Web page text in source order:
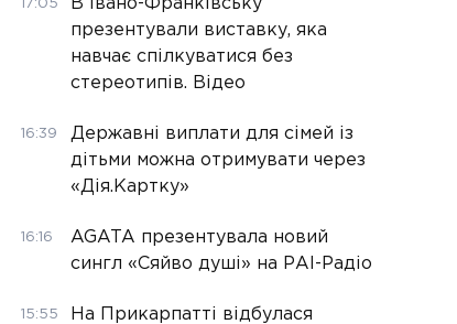
17:05
В Івано-Франківську
презентували виставку, яка
навчає спілкуватися без
стереотипів. Відео
16:39
Державні виплати для сімей із
дітьми можна отримувати через
«Дія.Картку»
16:16
AGATA презентувала новий
сингл «Сяйво душі» на РАІ-Радіо
15:55
На Прикарпатті відбулася